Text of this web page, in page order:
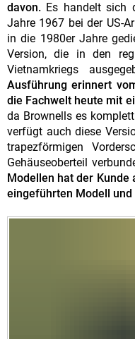
davon. Es handelt sich
Jahre 1967 bei der US-
in die 1980er Jahre
Version, die in den
Vietnamkriegs
Ausführung erinnert
die Fachwelt heute mit
da Brownells es
verfügt auch diese
trapezförmigen
Gehäuseoberteil
Modellen hat der
eingeführten Modell und